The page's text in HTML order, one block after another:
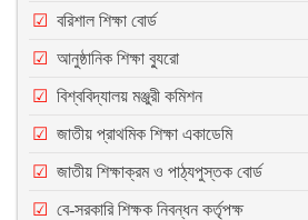
বরিশাল শিক্ষা বোর্ড
আনুষ্ঠানিক শিক্ষা ব্যুরো
বিশ্ববিদ্যালয় মঞ্জুরী কমিশন
জাতীয় প্রাথমিক শিক্ষা একাডেমি
জাতীয় শিক্ষাক্রম ও পাঠ্যপুস্তক বোর্ড
বে-সরকারি শিক্ষক নিবন্ধন কর্তৃপক্ষ